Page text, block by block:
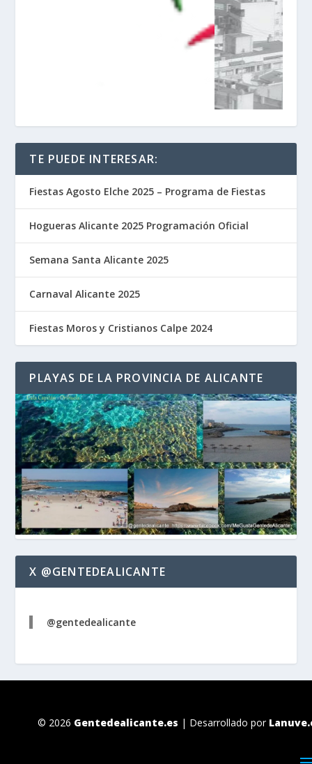
TE PUEDE INTERESAR:
Fiestas Agosto Elche 2025 – Programa de Fiestas
Hogueras Alicante 2025 Programación Oficial
Semana Santa Alicante 2025
Carnaval Alicante 2025
Fiestas Moros y Cristianos Calpe 2024
PLAYAS DE LA PROVINCIA DE ALICANTE
X @GENTEDEALICANTE
@gentedealicante
© 2026 Gentedealicante.es | Desarrollado por